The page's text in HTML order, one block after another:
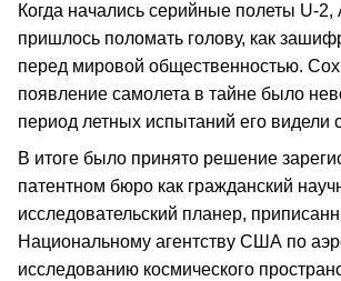
Когда начались серийные полеты U-
пришлось поломать голову, как
перед мировой общественностью.
появление самолета в тайне было
период летных испытаний его видели
В итоге было принято решение
патентном бюро как гражданский
исследовательский планер,
Национальному агентству США по
исследованию космического